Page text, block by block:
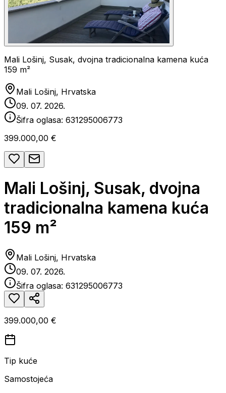
Mali Lošinj, Susak, dvojna tradicionalna kamena kuća
159 m²
Mali Lošinj, Hrvatska
09. 07. 2026.
Šifra oglasa: 631295006773
399.000,00 €
Mali Lošinj, Susak, dvojna
tradicionalna kamena kuća
159 m²
Mali Lošinj, Hrvatska
09. 07. 2026.
Šifra oglasa: 631295006773
399.000,00 €
Tip kuće
Samostojeća